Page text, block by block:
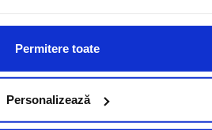
Permitere toate
Personalizează
TARRAGONA
TOMELLOSO
UBEDA
VALDEPENAS
VALENCIA